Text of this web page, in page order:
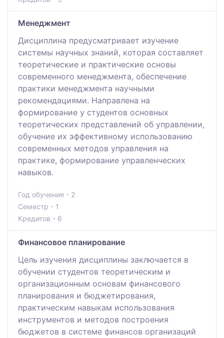
Менеджмент
Дисциплина предусматривает изучение
системы научных знаний, которая составляет
теоретические и практические основы
современного менеджмента, обеспечение
практики менеджмента научными
рекомендациями. Направлена на
формирование у студентов основных
теоретических представлений об управлении,
обучение их эффективному использованию
современных методов управления на
практике, формирование управленческих
навыков.
Год обучения - 2
Семестр - 1
Кредитов - 6
Финансовое планирование
Цель изучения дисциплины заключается в
обучении студентов теоретическим и
организационным основам финансового
планирования и бюджетирования,
практическим навыкам использования
инструментов и методов построения
бюджетов в системе финансов организаций